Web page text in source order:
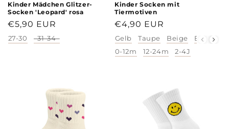
Kinder Mädchen Glitzer-
Socken 'Leopard' rosa
Normaler
Preis
€5,90 EUR
Größe
27-30 31-34
Kinder Socken mit
Tiermotiven
Normaler
Preis
€4,90 EUR
Farbe
Gelb Taupe Beige Blau
Größe
0-12m 12-24m 2-4J